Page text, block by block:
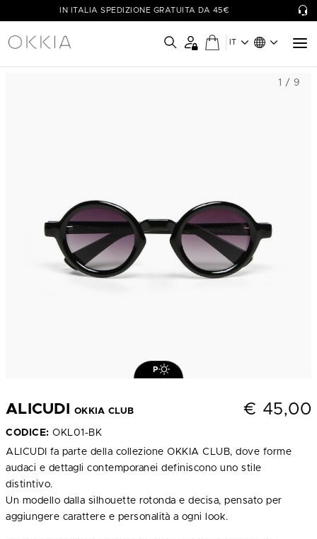
IN ITALIA SPEDIZIONE GRATUITA DA 45€
IT
P
1 / 9
ALICUDI OKKIA CLUB € 45,00
CODICE: OKL01-BK
ALICUDI fa parte della collezione OKKIA CLUB, dove forme
audaci e dettagli contemporanei definiscono uno stile
distintivo.
Un modello dalla silhouette rotonda e decisa, pensato per
aggiungere carattere e personalità a ogni look.